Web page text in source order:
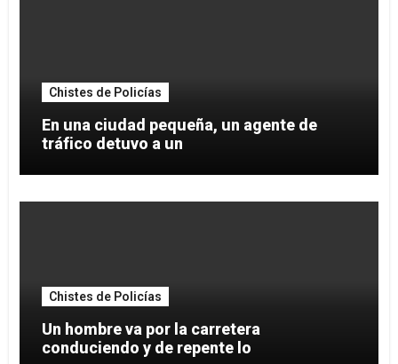
Chistes de Policías
En una ciudad pequeña, un agente de
tráfico detuvo a un
Chistes de Policías
Un hombre va por la carretera
conduciendo y de repente lo